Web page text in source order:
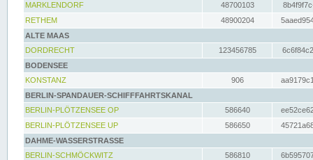
MARKLENDORF
48700103
RETHEM
48900204
ALTE MAAS
DORDRECHT
123456785
BODENSEE
KONSTANZ
906
BERLIN-SPANDAUER-SCHIFFFAHRTSKANAL
BERLIN-PLÖTZENSEE OP
586640
BERLIN-PLÖTZENSEE UP
586650
DAHME-WASSERSTRASSE
BERLIN-SCHMÖCKWITZ
586810